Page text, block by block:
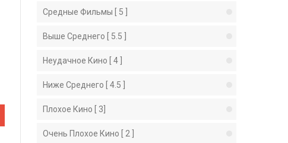
Средные Фильмы [ 5 ]
Выше Среднего [ 5.5 ]
Неудачное Кино [ 4 ]
Ниже Среднего [ 4.5 ]
Плохое Кино [ 3]
Очень Плохое Кино [ 2 ]